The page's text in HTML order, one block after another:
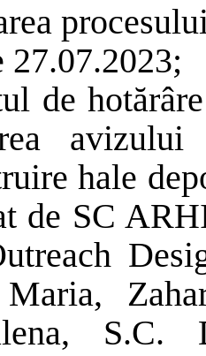
27.07.2023;
de
hale
de SC
Maria,
S.C.